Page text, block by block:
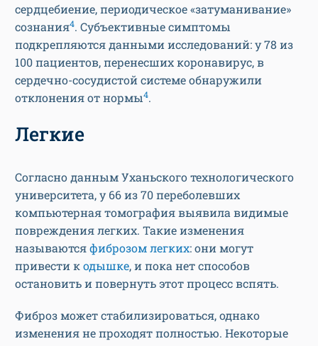
сердцебиение, периодическое «затуманивание»
сознания4. Субъективные симптомы
подкрепляются данными исследований: у 78 из
100 пациентов, перенесших коронавирус, в
сердечно-сосудистой системе обнаружили
отклонения от нормы4.
Легкие
Согласно данным Уханьского технологического
университета, у 66 из 70 переболевших
компьютерная томография выявила видимые
повреждения легких. Такие изменения
называютсяфиброзом легких: они могут
привести кодышке, и пока нет способов
остановить и повернуть этот процесс вспять.
Фиброз может стабилизироваться, однако
изменения не проходят полностью. Некоторые